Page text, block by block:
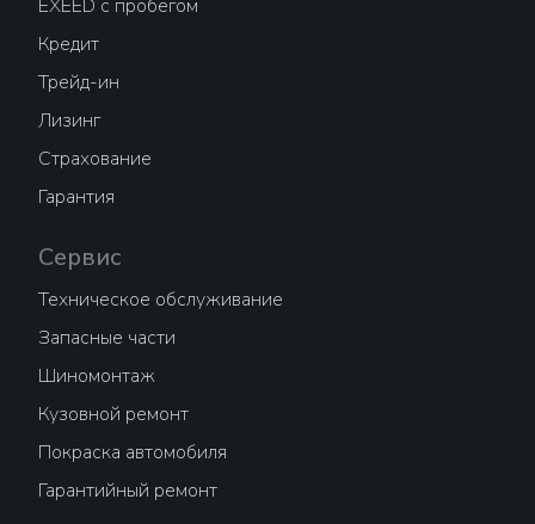
EXEED с пробегом
Кредит
Трейд-ин
Лизинг
Страхование
Гарантия
Сервис
Техническое обслуживание
Запасные части
Шиномонтаж
Кузовной ремонт
Покраска автомобиля
Гарантийный ремонт